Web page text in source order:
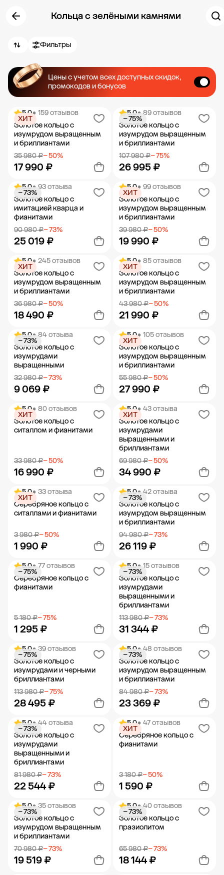
Кольца с зелёными камнями
Фильтры
Цены с учетом всех доступных скидок,
промокодов и бонусов
5.0• 159 отзывов
Золотое кольцо с
изумрудом выращенным
и бриллиантами
35 980 ₽− 50%
17 990 ₽
ХИТ
Добавить в корзину
5.0• 89 отзывов
Золотое кольцо с
изумрудом выращенным
и бриллиантами
107 980 ₽− 75%
26 995 ₽
− 75%
Добавить в корзину
5.0• 93 отзыва
Золотое кольцо с
имитацией кварца и
фианитами
90 980 ₽− 73%
25 019 ₽
− 73%
Добавить в корзину
5.0• 99 отзывов
Золотое кольцо с
изумрудом выращенным
и бриллиантами
39 980 ₽− 50%
19 990 ₽
ХИТ
Добавить в корзину
5.0• 245 отзывов
Золотое кольцо с
изумрудом выращенным
и бриллиантами
36 980 ₽− 50%
18 490 ₽
ХИТ
Добавить в корзину
5.0• 85 отзывов
Золотое кольцо с
изумрудом выращенным
и бриллиантами
43 980 ₽− 50%
21 990 ₽
ХИТ
Добавить в корзину
5.0• 84 отзыва
Золотое кольцо с
изумрудами
выращенными
32 980 ₽− 73%
9 069 ₽
− 73%
Добавить в корзину
5.0• 105 отзывов
Золотое кольцо с
изумрудом выращенным
и бриллиантами
55 980 ₽− 50%
27 990 ₽
ХИТ
Добавить в корзину
5.0• 80 отзывов
Золотое кольцо с
ситаллом и фианитами
33 980 ₽− 50%
16 990 ₽
ХИТ
Добавить в корзину
5.0• 43 отзыва
Золотое кольцо с
изумрудами
выращенными и
бриллиантами
69 980 ₽− 50%
34 990 ₽
ХИТ
Добавить в корзину
5.0• 33 отзыва
Серебряное кольцо с
ситаллами и фианитами
3 980 ₽− 50%
1 990 ₽
ХИТ
Добавить в корзину
5.0• 42 отзыва
Золотое кольцо с
изумрудом выращенным
и бриллиантами
94 980 ₽− 73%
26 119 ₽
− 73%
Добавить в корзину
5.0• 77 отзывов
Серебряное кольцо с
фианитами
5 180 ₽− 75%
1 295 ₽
− 75%
Добавить в корзину
5.0• 15 отзывов
Золотое кольцо с
изумрудами
выращенными и
бриллиантами
113 980 ₽− 73%
31 344 ₽
− 73%
Добавить в корзину
5.0• 39 отзывов
Золотое кольцо с
изумрудами и черными
бриллиантами
113 980 ₽− 75%
28 495 ₽
− 75%
Добавить в корзину
5.0• 48 отзывов
Золотое кольцо с
изумрудом выращенным
и бриллиантами
84 980 ₽− 73%
23 369 ₽
− 73%
Добавить в корзину
5.0• 44 отзыва
Золотое кольцо с
изумрудами
выращенными и
бриллиантами
81 980 ₽− 73%
22 544 ₽
− 73%
Добавить в корзину
5.0• 47 отзывов
Серебряное кольцо с
фианитами
3 180 ₽− 50%
1 590 ₽
ХИТ
Добавить в корзину
5.0• 35 отзывов
Золотое кольцо с
изумрудом выращенным
и бриллиантами
70 980 ₽− 73%
19 519 ₽
− 73%
5.0• 40 отзывов
Золотое кольцо с
празиолитом
65 980 ₽− 73%
18 144 ₽
− 73%